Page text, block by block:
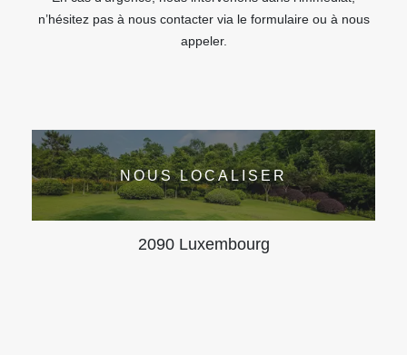
n’hésitez pas à nous contacter via le formulaire ou à nous
appeler.
NOUS LOCALISER
2090 Luxembourg